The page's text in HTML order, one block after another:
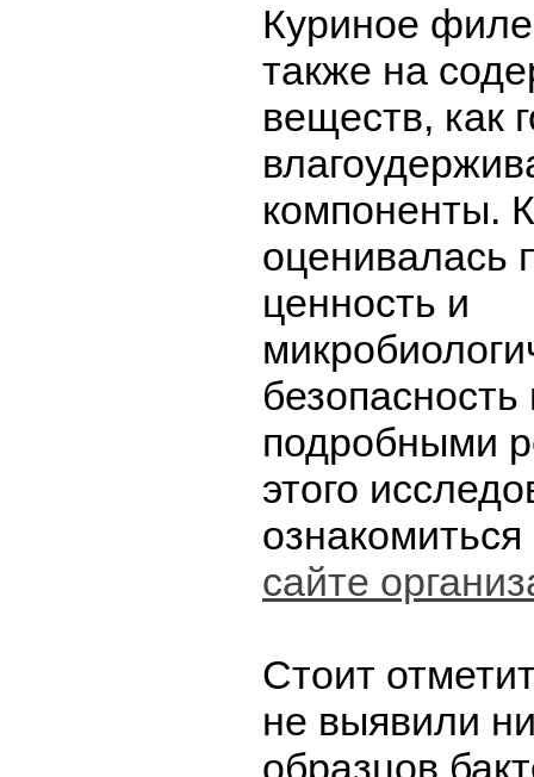
Куриное
также на
веществ, как
компоненты.
оценивалась
ценность и
подробными
этого
сайте
Стоит
не выявили
образцов